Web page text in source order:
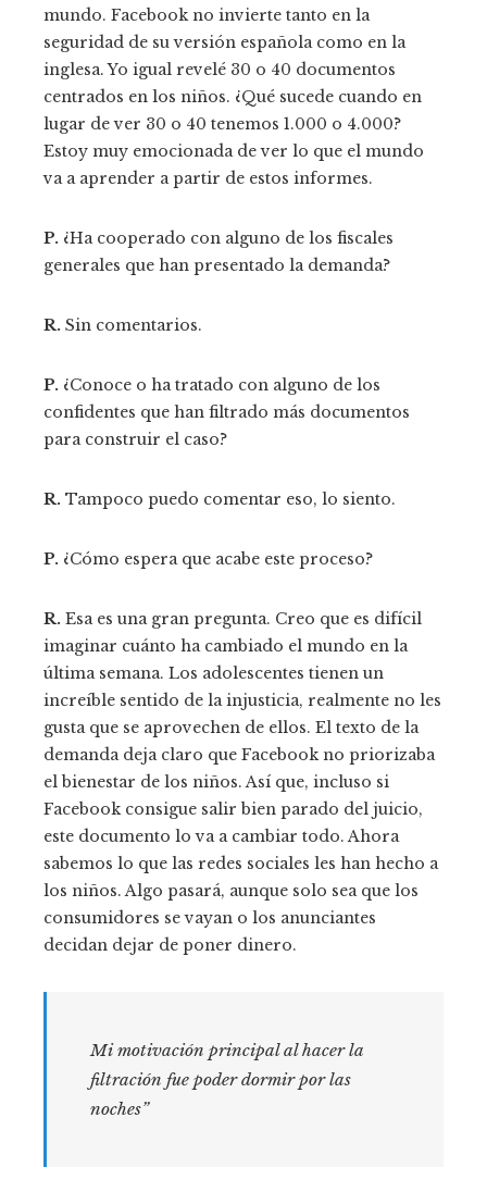
mundo. Facebook no invierte tanto en la
seguridad de su versión española como en la
inglesa. Yo igual revelé 30 o 40 documentos
centrados en los niños. ¿Qué sucede cuando en
lugar de ver 30 o 40 tenemos 1.000 o 4.000?
Estoy muy emocionada de ver lo que el mundo
va a aprender a partir de estos informes.
P. ¿Ha cooperado con alguno de los fiscales
generales que han presentado la demanda?
R. Sin comentarios.
P. ¿Conoce o ha tratado con alguno de los
confidentes que han filtrado más documentos
para construir el caso?
R. Tampoco puedo comentar eso, lo siento.
P. ¿Cómo espera que acabe este proceso?
R. Esa es una gran pregunta. Creo que es difícil
imaginar cuánto ha cambiado el mundo en la
última semana. Los adolescentes tienen un
increíble sentido de la injusticia, realmente no les
gusta que se aprovechen de ellos. El texto de la
demanda deja claro que Facebook no priorizaba
el bienestar de los niños. Así que, incluso si
Facebook consigue salir bien parado del juicio,
este documento lo va a cambiar todo. Ahora
sabemos lo que las redes sociales les han hecho a
los niños. Algo pasará, aunque solo sea que los
consumidores se vayan o los anunciantes
decidan dejar de poner dinero.
Mi motivación principal al hacer la
filtración fue poder dormir por las
noches”